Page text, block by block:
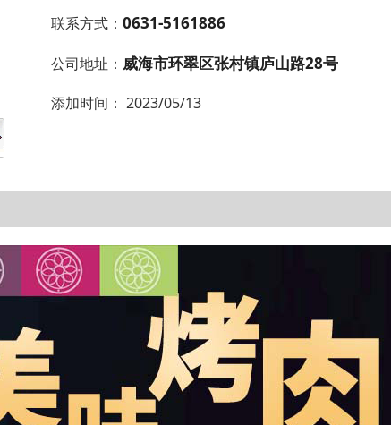
联系方式： 0631-5161886
公司地址： 威海市环翠区张村镇庐山路28号
添加时间： 2023/05/13